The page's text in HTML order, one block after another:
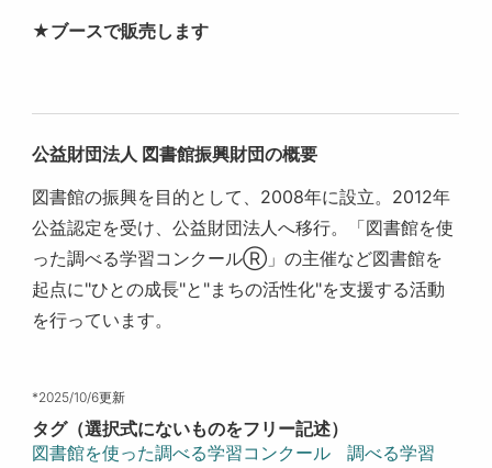
★ブースで販売します
公益財団法人 図書館振興財団の概要
図書館の振興を目的として、2008年に設立。2012年
公益認定を受け、公益財団法人へ移行。「図書館を使
った調べる学習コンクールⓇ」の主催など図書館を
起点に"ひとの成長"と"まちの活性化"を支援する活動
を行っています。
*2025/10/6更新
タグ（選択式にないものをフリー記述）
図書館を使った調べる学習コンクール
調べる学習